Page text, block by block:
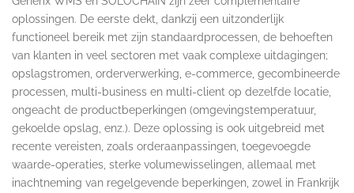
oplossingen. De eerste dekt, dankzij een uitzonderlijk
functioneel bereik met zijn standaardprocessen, de behoeften
van klanten in veel sectoren met vaak complexe uitdagingen;
opslagstromen, orderverwerking, e-commerce, gecombineerde
processen, multi-business en multi-client op dezelfde locatie,
ongeacht de productbeperkingen (omgevingstemperatuur,
gekoelde opslag, enz.). Deze oplossing is ook uitgebreid met
recente vereisten, zoals orderaanpassingen, toegevoegde
waarde-operaties, sterke volumewisselingen, allemaal met
inachtneming van regelgevende beperkingen, zowel in Frankrijk